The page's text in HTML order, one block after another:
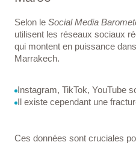
Selon le Social Media
utilisent les réseaux sociaux
qui montent en puissance
Marrakech.
Instagram, TikTok, YouTube
Il existe cependant une
Ces données sont cruciales